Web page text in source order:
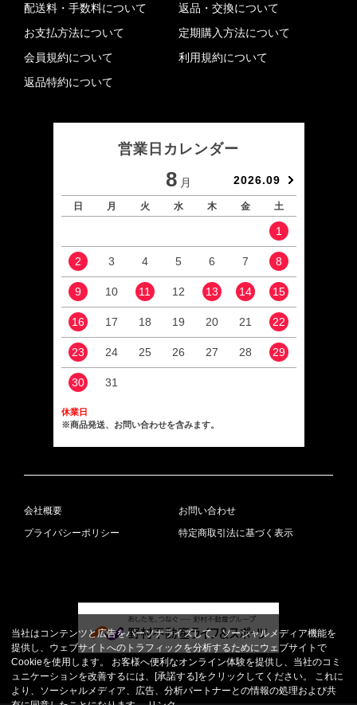
配送料・手数料について
お支払方法について
会員規約について
返品特約について
返品・交換について
定期購入方法について
利用規約について
営業日カレンダー
8 月 2026.09
日 月 火 水 木 金 土
1
2 3 4 5 6 7 8
9 10 11 12 13 14 15
16 17 18 19 20 21 22
23 24 25 26 27 28 29
30 31
休業日
※商品発送、お問い合わせを含みます。
会社概要
お問い合わせ
プライバシーポリシー
特定商取引法に基づく表示
当社はコンテンツと広告をパーソナライズして、ソーシャルメディア機能を
提供し、ウェブサイトへのトラフィックを分析するためにウェブサイトで
Cookieを使用します。 お客様へ便利なオンライン体験を提供し、当社のコミ
ュニケーションを改善するには、[承諾する]をクリックしてください。 これに
より、ソーシャルメディア、広告、分析パートナーとの情報の処理および共